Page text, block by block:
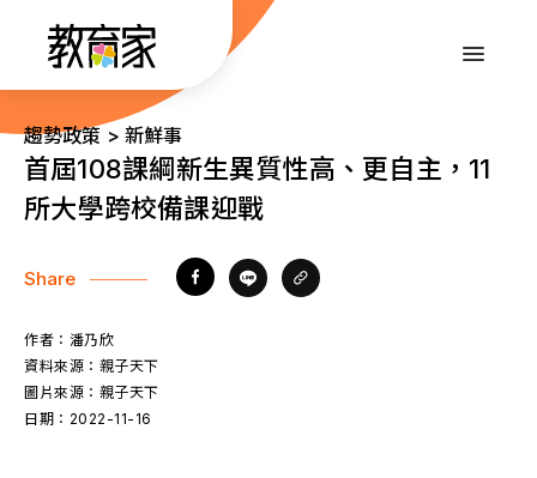
內
::: 趨勢政策 > 新鮮事
首屆108課綱新生異質性高、更自主，11
所大學跨校備課迎戰
Share
作者： 潘乃欣
資料來源： 親子天下
圖片來源： 親子天下
日期： 2022-11-16